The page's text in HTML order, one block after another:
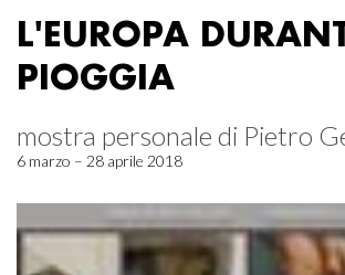
L'EUROPA
PIOGGIA
mostra personale di Pietro
6 marzo – 28 aprile 2018